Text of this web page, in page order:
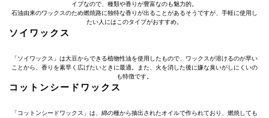
イプなので、種類や香りが豊富なのも魅力的。
石油由来のワックスのため燃焼路に独特な香りが出ることがあるそうですが、手軽に使用し
たい人にはこのタイプがおすすめ。
ソイワックス
「ソイワックス」は大豆からできる植物性油を使用したもので、ワックスが溶けるのが早い
ことから、香りを素早く広げたいときに最適。また、火を消した後に嫌な臭いがしにくいの
も特徴です。
コットンシードワックス
「コットンシードワックス」は、綿の種から抽出されたオイルで作られており、燃焼しても